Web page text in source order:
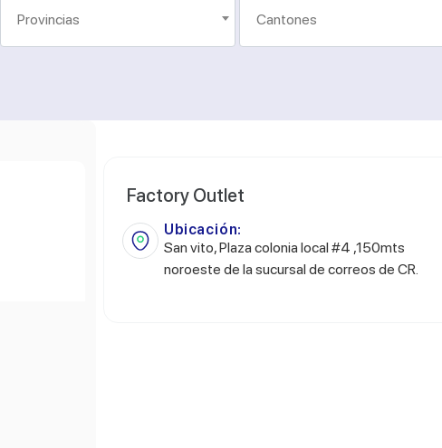
Factory Outlet
Ubicación:
San vito, Plaza colonia local #4 ,150mts
noroeste de la sucursal de correos de CR.